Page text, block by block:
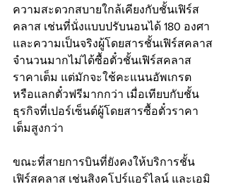
ความสะดวกสบายใกล้เคียงกับชั้นเฟิร์ส
คลาส เช่นที่นั่งแบบปรับนอนได้ 180 องศา
และความเป็นจริงผู้โดยสารชั้นเฟิร์สคลาส
จำนวนมากไม่ได้ซื้อตั๋วชั้นเฟิร์สคลาส
ราคาเต็ม แต่มักจะใช้คะแนนอัพเกรต
หรือแลกตั๋วฟรีมากกว่า เมื่อเทียบกับชั้น
ธุรกิจที่เปอร์เซ็นต์ผู้โดยสารซื้อตั๋วราคา
เต็มสูงกว่า
ขณะที่สายการบินที่ยังคงให้บริการชั้น
เฟิร์สคลาส เช่นสิงคโปร์แอร์ไลน์​ และเอมิ